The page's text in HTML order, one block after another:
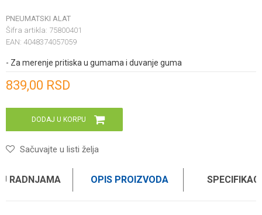
PNEUMATSKI ALAT
Šifra artikla: 75800401
EAN: 4048374057059
- Za merenje pritiska u gumama i duvanje guma
839,00 RSD
DODAJ U KORPU
Sačuvajte u listi želja
RADNJAMA OPIS PROIZVODA